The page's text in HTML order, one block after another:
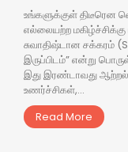
உங்களுக்குள் திடீரென
எல்லையற்ற
சுவாதிஷ்டான சக்கரம்
இருப்பிடம்” என்று
இது இரண்டாவது ஆற்றல்
உணர்ச்சிகள்,...
Read More